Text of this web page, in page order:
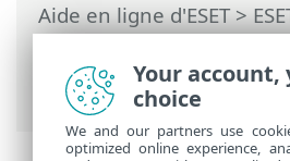
Aide en ligne d'ESET>
Business Security>
Small Business Security>
Fichiers journaux
Your account,
choice
We and our partners use
optimized online experience,